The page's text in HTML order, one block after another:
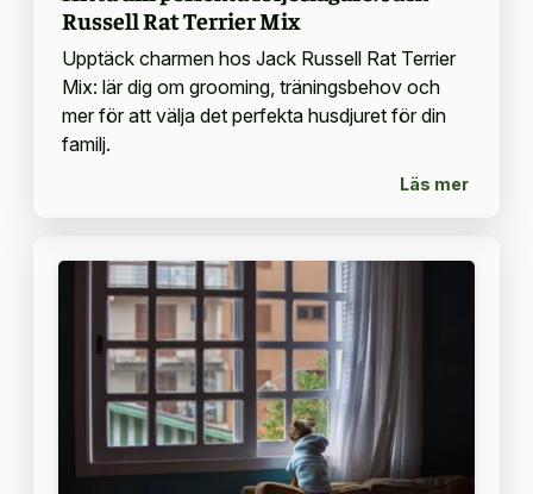
Russell Rat Terrier Mix
Upptäck charmen hos Jack Russell Rat Terrier
Mix: lär dig om grooming, träningsbehov och
mer för att välja det perfekta husdjuret för din
familj.
Läs mer